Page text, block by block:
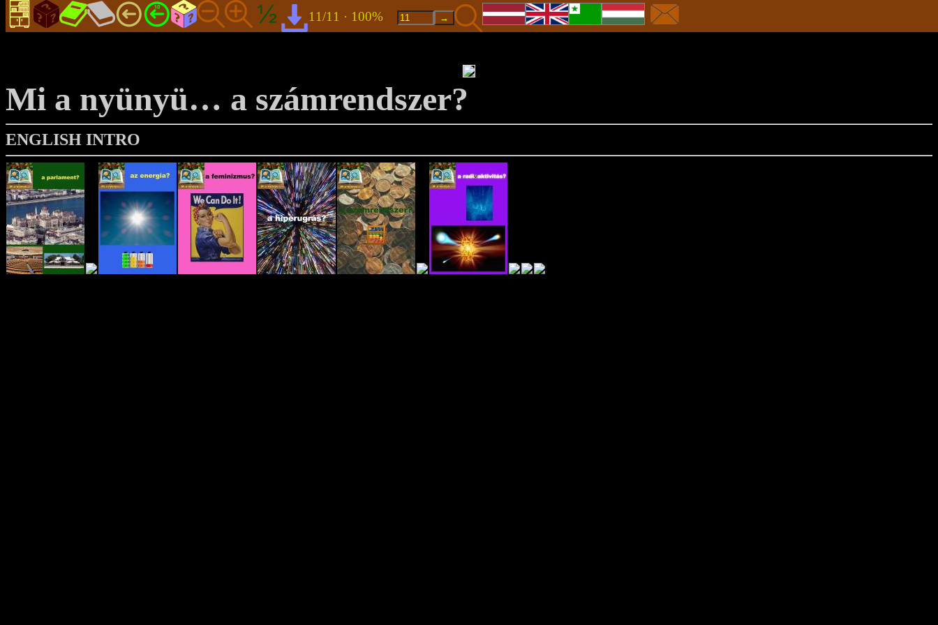
11/11 · 100%
Mi a nyünyü… a számrendszer?
ENGLISH INTRO